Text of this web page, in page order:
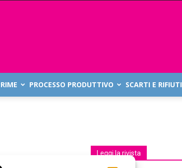
PROCESSO PRODUTTIVO SCARTI E RIFIUTI
Leggi la rivista